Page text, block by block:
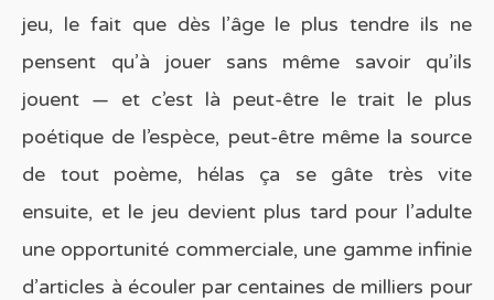
jeu, le fait que dès l’âge le plus tendre ils ne
pensent qu’à jouer sans même savoir qu’ils
jouent — et c’est là peut-être le trait le plus
poétique de l’espèce, peut-être même la source
de tout poème, hélas ça se gâte très vite
ensuite, et le jeu devient plus tard pour l’adulte
une opportunité commerciale, une gamme infinie
d’articles à écouler par centaines de milliers pour